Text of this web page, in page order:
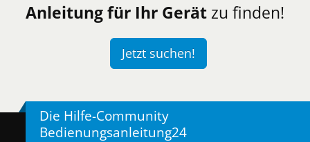
Anleitung für Ihr Gerät zu finden!
Jetzt suchen!
Die Hilfe-Community
Bedienungsanleitung24